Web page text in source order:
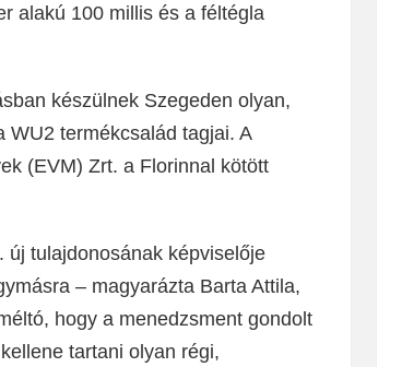
alakú 100 millis és a féltégla
készülnek Szegeden olyan,
WU2 termékcsalád tagjai. A
(EVM) Zrt. a Florinnal kötött
új tulajdonosának képviselője
– magyarázta Barta Attila,
hogy a menedzsment gondolt
tartani olyan régi,